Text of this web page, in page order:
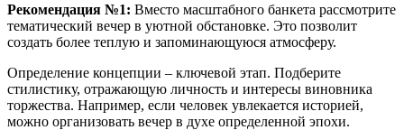
Рекомендация №1: Вместо масштабного банкета рассмотрите
тематический вечер в уютной обстановке. Это позволит
создать более теплую и запоминающуюся атмосферу.
Определение концепции – ключевой этап. Подберите
стилистику, отражающую личность и интересы виновника
торжества. Например, если человек увлекается историей,
можно организовать вечер в духе определенной эпохи.